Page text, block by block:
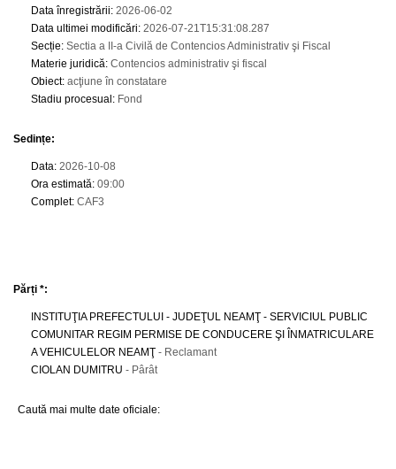
Data înregistrării: 2026-06-02
Data ultimei modificări: 2026-07-21T15:31:08.287
Secție: Sectia a II-a Civilă de Contencios Administrativ şi Fiscal
Materie juridică: Contencios administrativ şi fiscal
Obiect: acţiune în constatare
Stadiu procesual : Fond
Sedințe:
Data: 2026-10-08
Ora estimată: 09:00
Complet: CAF3
Părți *:
INSTITUŢIA PREFECTULUI - JUDEŢUL NEAMŢ - SERVICIUL PUBLIC
COMUNITAR REGIM PERMISE DE CONDUCERE ŞI ÎNMATRICULARE
A VEHICULELOR NEAMŢ - Reclamant
CIOLAN DUMITRU - Pârât
Caută mai multe date oficiale: